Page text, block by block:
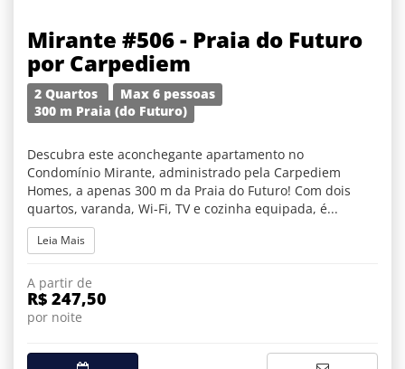
Mirante #506 - Praia do Futuro
por Carpediem
2 Quartos
Max 6 pessoas
300 m Praia (do Futuro)
Descubra este aconchegante apartamento no
Condomínio Mirante, administrado pela Carpediem
Homes, a apenas 300 m da Praia do Futuro! Com dois
quartos, varanda, Wi-Fi, TV e cozinha equipada, é...
Leia Mais
A partir de
R$ 247,50
por noite